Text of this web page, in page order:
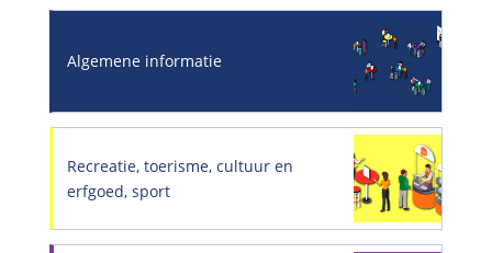
Algemene informatie
Recreatie, toerisme, cultuur en
erfgoed, sport